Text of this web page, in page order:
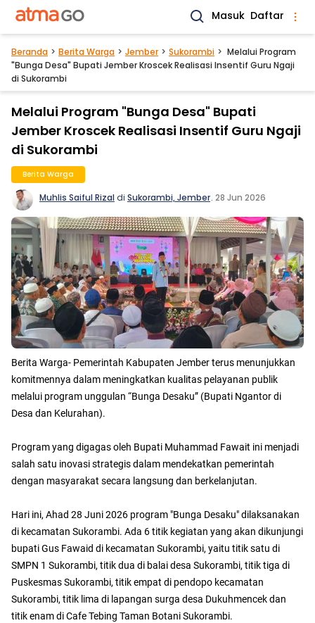
Masuk Daftar
Beranda Berita Warga Jember Sukorambi
Melalui Program
"Bunga Desa" Bupati Jember Kroscek Realisasi Insentif Guru Ngaji
di Sukorambi
Melalui Program "Bunga Desa" Bupati
Jember Kroscek Realisasi Insentif Guru Ngaji
di Sukorambi
Berita Warga
Muhlis Saiful Rizaldi Sukorambi, Jember. 28 Jun 2026
Berita Warga- Pemerintah Kabupaten Jember terus menunjukkan
komitmennya dalam meningkatkan kualitas pelayanan publik
melalui program unggulan “Bunga Desaku” (Bupati Ngantor di
Desa dan Kelurahan).
Program yang digagas oleh Bupati Muhammad Fawait ini menjadi
salah satu inovasi strategis dalam mendekatkan pemerintah
dengan masyarakat secara langsung dan berkelanjutan.
Hari ini, Ahad 28 Juni 2026 program "Bunga Desaku" dilaksanakan
di kecamatan Sukorambi. Ada 6 titik kegiatan yang akan dikunjungi
bupati Gus Fawaid di kecamatan Sukorambi, yaitu titik satu di
SMPN 1 Sukorambi, titik dua di balai desa Sukorambi, titik tiga di
Puskesmas Sukorambi, titik empat di pendopo kecamatan
Sukorambi, titik lima di lapangan surga desa Dukuhmencek dan
titik enam di Cafe Tebing Taman Botani Sukorambi.